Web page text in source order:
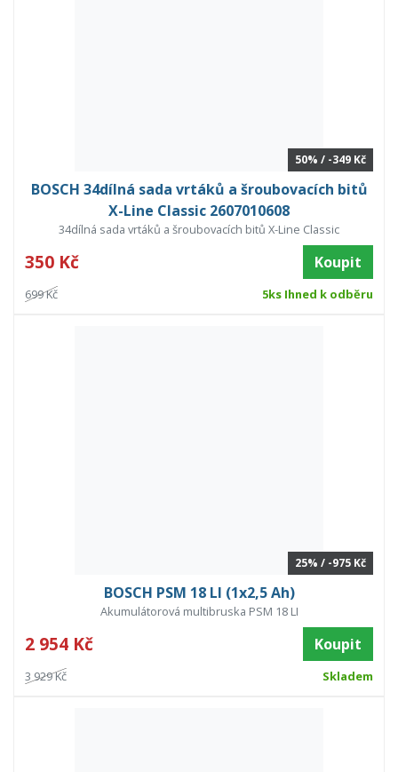
50% / -349 Kč
BOSCH 34dílná sada vrtáků a šroubovacích bitů
X-Line Classic 2607010608
34dílná sada vrtáků a šroubovacích bitů X-Line Classic
350 Kč Koupit
699 Kč 5ks Ihned k odběru
25% / -975 Kč
BOSCH PSM 18 LI (1x2,5 Ah)
Akumulátorová multibruska PSM 18 LI
2 954 Kč Koupit
3 929 Kč Skladem